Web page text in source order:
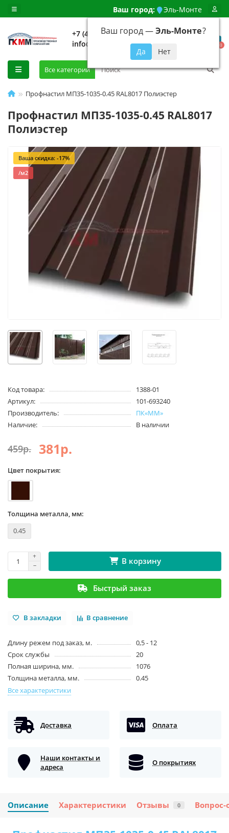
Ваш город: Эль-Монте
Ваш город —Эль-Монте?
+7 (499) 648-92-94
info@evroshtaketnikmoskva.ru
0
Все категории
Профнастил МП35-1035-0.45 RAL8017 Полиэстер
Профнастил МП35-1035-0.45 RAL8017
Полиэстер
Ваша скидка: -17%
/м2
Код товара:
1388-01
Артикул:
101-693240
Производитель:
ПК«ММ»
Наличие:
В наличии
459р. 381р.
Цвет покрытия:
Толщина металла, мм:
0.45
В корзину
Быстрый заказ
В закладки В сравнение
Длину режем под заказ, м.
0,5 - 12
Срок службы
20
Полная ширина, мм.
1076
Толщина металла, мм.
0.45
Все характеристики
Доставка Оплата
Наши контакты и
адреса
О покрытиях
Описание Характеристики Отзывы 0 Вопрос-